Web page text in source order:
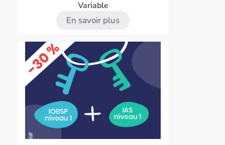
Variable
En savoir plus